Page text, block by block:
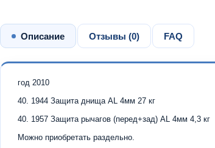
Описание Отзывы (0) FAQ
год 2010
40. 1944 Защита днища AL 4мм 27 кг
40. 1957 Защита рычагов (перед+зад) AL 4мм 4,3 кг
Можно приобретать раздельно.